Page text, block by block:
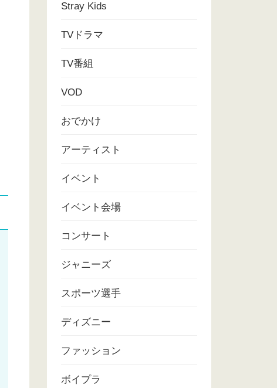
Stray Kids
TVドラマ
TV番組
VOD
おでかけ
アーティスト
イベント
イベント会場
コンサート
ジャニーズ
スポーツ選手
ディズニー
ファッション
ボイプラ